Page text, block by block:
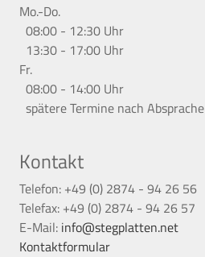
Mo.-Do.
08:00 - 12:30 Uhr
13:30 - 17:00 Uhr
Fr.
08:00 - 14:00 Uhr
spätere Termine nach Absprache
Kontakt
Telefon: +49 (0) 2874 - 94 26 56
Telefax: +49 (0) 2874 - 94 26 57
E-Mail: info@stegplatten.net
Kontaktformular